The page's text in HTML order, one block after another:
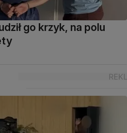
go krzyk, na polu